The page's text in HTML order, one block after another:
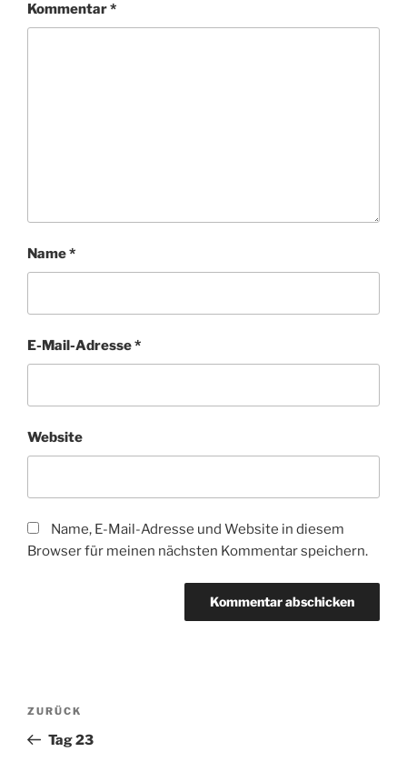
Kommentar*
Name*
E-Mail-Adresse*
Website
Name, E-Mail-Adresse und Website in diesem
Browser für meinen nächsten Kommentar speichern.
Beitragsnavigation
Vorheriger
Beitrag
ZURÜCK
Tag 23